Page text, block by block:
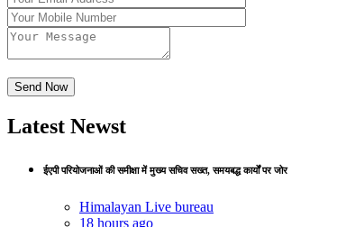
Latest Newst
ईएपी परियोजनाओं की समीक्षा में मुख्य सचिव सख्त, समयबद्ध कार्यों पर जोर
Himalayan Live bureau
18 hours ago